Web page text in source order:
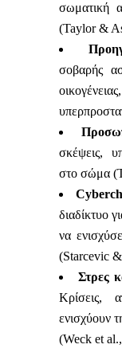
σωματική
(Taylor &
σοβαρής
σκέψεις,
στο σώμα
διαδίκτυο
να
(Starcevic
Στρες
Κρίσεις,
ενισχύουν
(Weck et